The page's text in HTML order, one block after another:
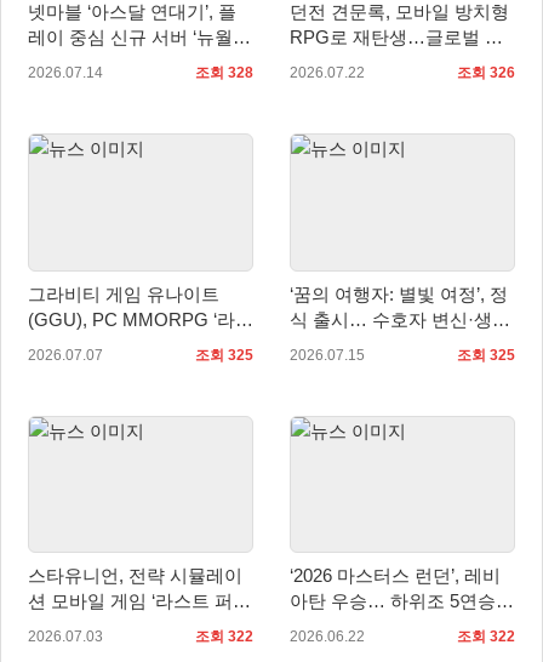
넷마블 ‘아스달 연대기’, 플
레이 중심 신규 서버 ‘뉴월
드’ 정식 오픈
2026.07.14 조회 328
던전 견문록, 모바일 방치형
RPG로 재탄생…글로벌 사
전예약 개시
2026.07.22 조회 326
그라비티 게임 유나이트
(GGU), PC MMORPG ‘라그
나로크 제로: 글로벌’ 2차
2026.07.07 조회 325
‘꿈의 여행자: 별빛 여정’, 정
식 출시… 수호자 변신·생활
콘텐츠 공개
2026.07.15 조회 325
스타유니언, 전략 시뮬레이
션 모바일 게임 ‘라스트 퍼
리: 서바이벌’ 양대 마켓 정
2026.07.03 조회 322
‘2026 마스터스 런던’, 레비
아탄 우승… 하위조 5연승으
로 정상 등극
2026.06.22 조회 322